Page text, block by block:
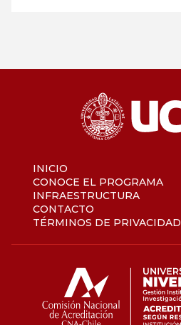
INICIO
CONOCE EL PROGRAMA
INFRAESTRUCTURA
CONTACTO
TÉRMINOS DE PRIVACIDAD